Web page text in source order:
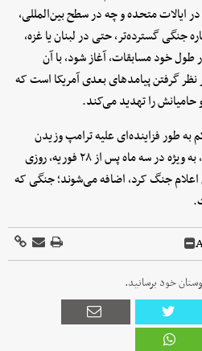
ایالات متحده و چه در سطح بین‌المللی،
جنگی گسترده‌تر، حتی در لبنان یا غزه،
طول خود مسابقات، آغاز شود، با آن
گرفتن پیامدهای بعدی آمریکا است که
را تهدید می‌کند.
به طور فزاینده‌ای علیه ترامپ وزیدن
گرفته‌اند و به سلسله شکست‌های او، به ویژه در سه ماه پس از ۲۸ فوریه، روزی
اعلام جنگ کرد، اضافه می‌شوند؛ جنگی که
خود برسانید.